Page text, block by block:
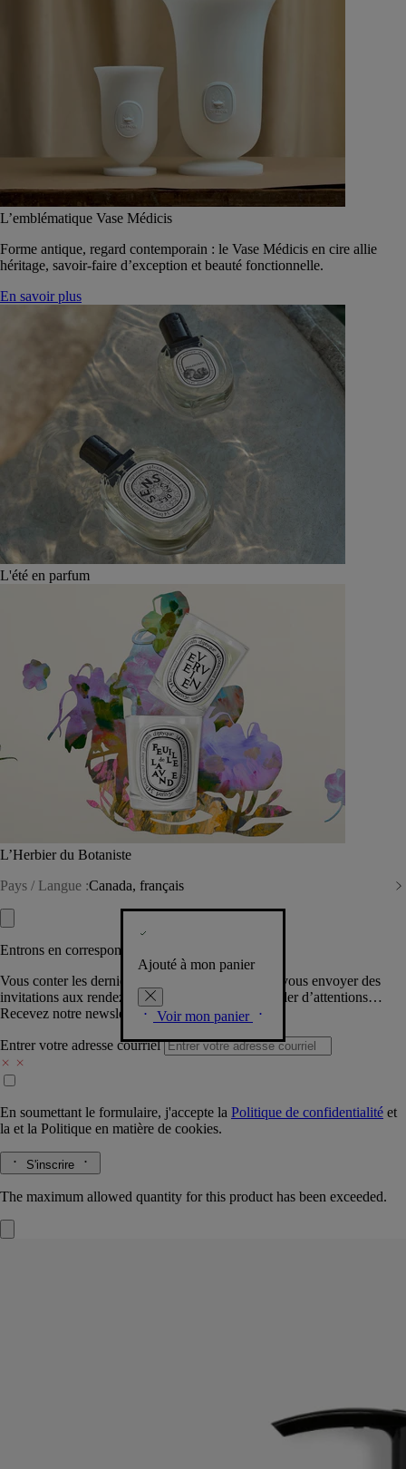
L’emblématique Vase Médicis
Forme antique, regard contemporain : le Vase Médicis en cire allie
héritage, savoir-faire d’exception et beauté fonctionnelle.
En savoir plus
L'été en parfum
L’Herbier du Botaniste
Pays / Langue :Canada, français
Ajouté à mon panier
Voir mon panier
Entrons en correspondance​
Vous conter les dernières créations de la Maison, vous envoyer des
invitations aux rendez-vous Diptyque, vous combler d’attentions…
Recevez notre newsletter.
Entrer votre adresse courriel
En soumettant le formulaire, j'accepte la Politique de confidentialité et
la et la Politique en matière de cookies.
S'inscrire
The maximum allowed quantity for this product has been exceeded.
Cette émulsion, tout en contraste, fait intensément vibrer les facettes de